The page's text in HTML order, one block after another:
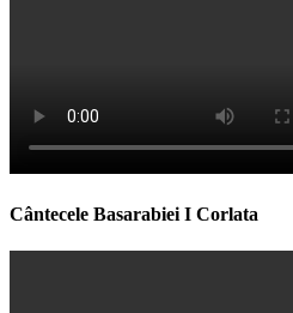
Cântecele Basarabiei I Corlata